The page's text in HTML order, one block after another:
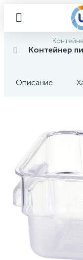
Контейнер
Описание